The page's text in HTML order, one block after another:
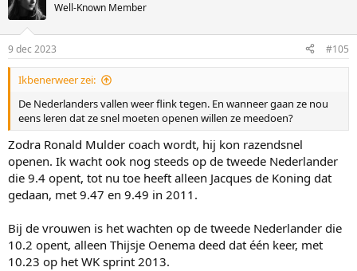
Well-Known Member
9 dec 2023 #105
Ikbenerweer zei:
De Nederlanders vallen weer flink tegen. En wanneer gaan ze nou
eens leren dat ze snel moeten openen willen ze meedoen?
Zodra Ronald Mulder coach wordt, hij kon razendsnel
openen. Ik wacht ook nog steeds op de tweede Nederlander
die 9.4 opent, tot nu toe heeft alleen Jacques de Koning dat
gedaan, met 9.47 en 9.49 in 2011.
Bij de vrouwen is het wachten op de tweede Nederlander die
10.2 opent, alleen Thijsje Oenema deed dat één keer, met
10.23 op het WK sprint 2013.